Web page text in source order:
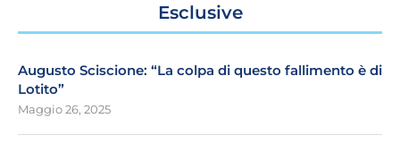
Esclusive
Augusto Sciscione: “La colpa di questo fallimento è di
Lotito”
Maggio 26, 2025